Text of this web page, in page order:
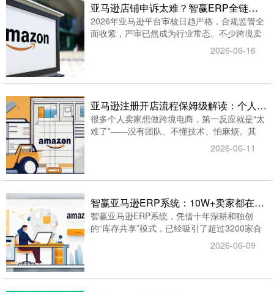
亚马逊店铺申诉太难？智赢ERP全链路申诉护航
2026年亚马逊平台审核日趋严格，合规监管全
面收紧，严审已然成为行业常态。不少跨境卖
家频频遭遇账号绩效警告、违规处罚、店铺限
流甚至封号等问题，亚马逊店铺申诉成为众多
2026-06-16
亚马逊注册开店流程保姆级解读：个人做跨境太难？智赢ERP让您一个人搞定所有运营
很多个人卖家想做跨境电商，第一反应就是“太
难了”——没有团队、不懂技术、怕麻烦。其
实，亚马逊注册开店流程远没有想象中复杂。
作为个人卖家，你只需要准备好身份证、一张
一个第三方收款账户，就能完成注册。
2026-06-11
智赢亚马逊ERP系统：10W+卖家都在用，到底强在哪？
智赢亚马逊ERP系统，凭借十年深耕和独创
的“库存共享”模式，已经吸引了超过3200家合
作伙伴、10W+卖家入驻，累计管理产品超
3500万，累计Listing超30亿条——它究竟强在
2026-06-09